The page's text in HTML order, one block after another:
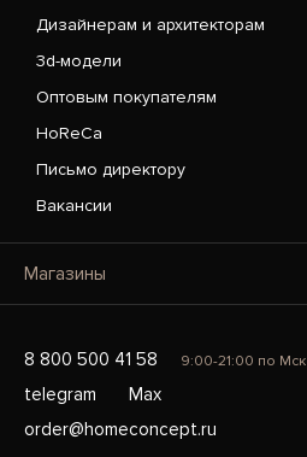
Дизайнерам и архитекторам
3d-модели
Оптовым покупателям
HoReCa
Письмо директору
Вакансии
Магазины
8 800 500 41 58 9:00-21:00 по Мск
telegram
Max
order@homeconcept.ru